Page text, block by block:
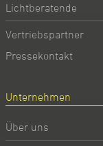
Lichtberatende
Vertriebspartner
Pressekontakt
Unternehmen
Über uns